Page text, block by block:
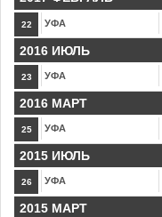
22 УФА
2016 ИЮЛЬ
23 УФА
2016 МАРТ
25 УФА
2015 ИЮЛЬ
26 УФА
2015 МАРТ